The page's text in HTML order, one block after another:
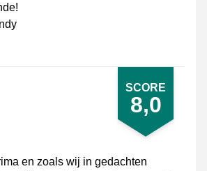
SCORE
8,0
en zoals wij in gedachten